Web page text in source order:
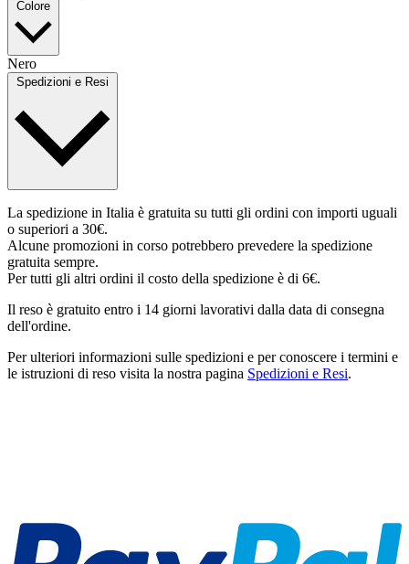
Colore
Nero
Spedizioni e Resi
La spedizione in Italia è gratuita su tutti gli ordini con importi uguali
o superiori a 30€.
Alcune promozioni in corso potrebbero prevedere la spedizione
gratuita sempre.
Per tutti gli altri ordini il costo della spedizione è di 6€.
Il reso è gratuito entro i 14 giorni lavorativi dalla data di consegna
dell'ordine.
Per ulteriori informazioni sulle spedizioni e per conoscere i termini e
le istruzioni di reso visita la nostra pagina Spedizioni e Resi.